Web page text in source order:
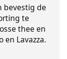
bevestig de
te
thee en
en Lavazza.